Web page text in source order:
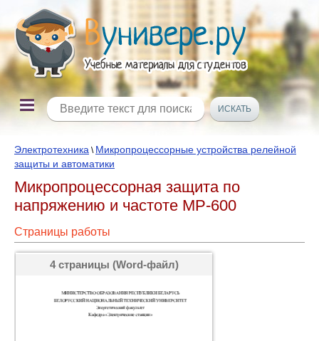
Электротехника \ Микропроцессорные устройства релейной
защиты и автоматики
Микропроцессорная защита по
напряжению и частоте МР-600
Страницы работы
4 страницы (Word-файл)